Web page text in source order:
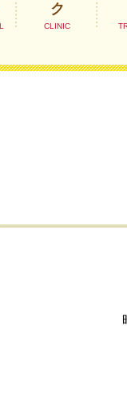
ク